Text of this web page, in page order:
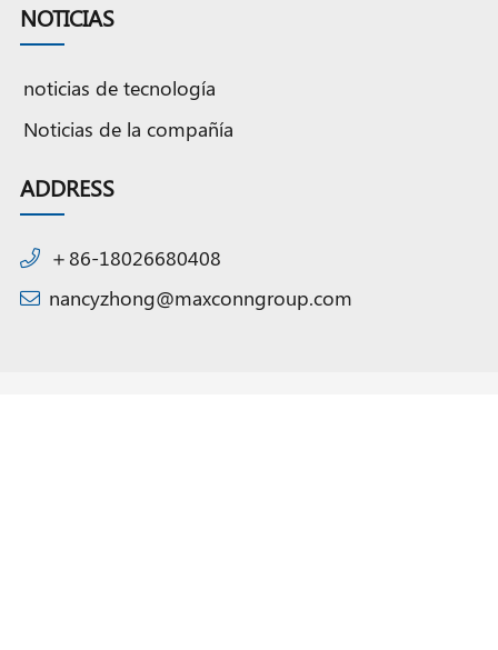
NOTICIAS
noticias de tecnología
Noticias de la compañía
ADDRESS
＋86-18026680408
nancyzhong@maxconngroup.com